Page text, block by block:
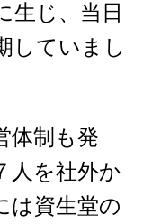
生じ、当日
していまし
体制も発
人を社外か
は資生堂の